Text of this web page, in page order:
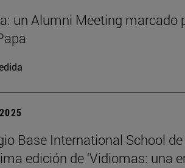
un Alumni Meeting marcado
Base International School
edición de ‘Vidiomas: una